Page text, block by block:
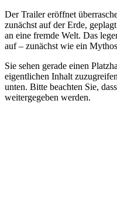
Der Trailer eröffnet
zunächst auf der Erde,
an eine fremde Welt. Das
auf – zunächst wie ein
Sie sehen gerade einen
eigentlichen Inhalt
unten. Bitte beachten Sie,
weitergegeben werden.